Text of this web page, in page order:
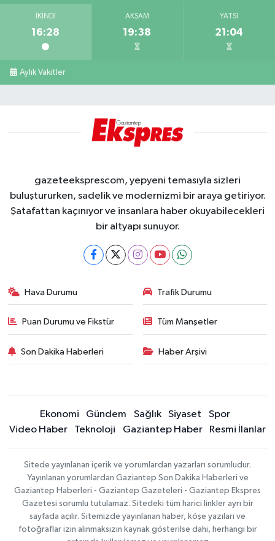
İKINDI
16:28
AKŞAM
19:38
YATSI
21:04
Aylık Vakitler
gazeteeksprescom, yepyeni temasıyla sizleri
buluştururken, sadelik ve modernizmi bir araya getiriyor.
Şatafattan kaçınıyor ve insanlara haber okuyabilecekleri
bir altyapı sunuyor.
Hava Durumu Trafik Durumu
Puan Durumu ve Fikstür Tüm Manşetler
Son Dakika Haberleri Haber Arşivi
Ekonomi Gündem Sağlık Siyaset
Spor
Video Haber
Teknoloji Gaziantep Haber Resmi İlanlar
Sitede yayınlanan içerik ve yorumlardan yazarları sorumludur.
Yayınlanan yorumlardan Gaziantep Son Dakika Haberleri ve
Gaziantep Haberleri - Gaziantep Gazeteleri - Gaziantep Ekspres
Gazetesi sorumlu tutulamaz. Sitedeki tüm harici linkler ayrı bir
sayfada açılır. Sitemizde yayınlanan haber, köşe yazıları ve
fotoğraflar izin alınmaksızın kaynak gösterilse dahi, herhangi bir